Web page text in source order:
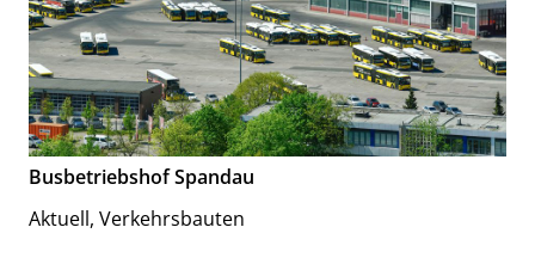
Busbetriebshof Spandau
Aktuell, Verkehrsbauten